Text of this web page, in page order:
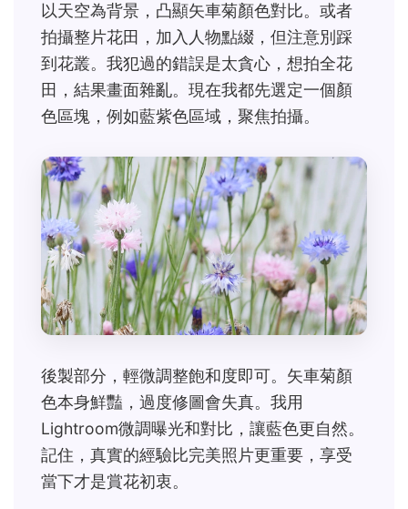
以天空為背景，凸顯矢車菊顏色對比。或者
拍攝整片花田，加入人物點綴，但注意別踩
到花叢。我犯過的錯誤是太貪心，想拍全花
田，結果畫面雜亂。現在我都先選定一個顏
色區塊，例如藍紫色區域，聚焦拍攝。
後製部分，輕微調整飽和度即可。矢車菊顏
色本身鮮豔，過度修圖會失真。我用
Lightroom微調曝光和對比，讓藍色更自然。
記住，真實的經驗比完美照片更重要，享受
當下才是賞花初衷。